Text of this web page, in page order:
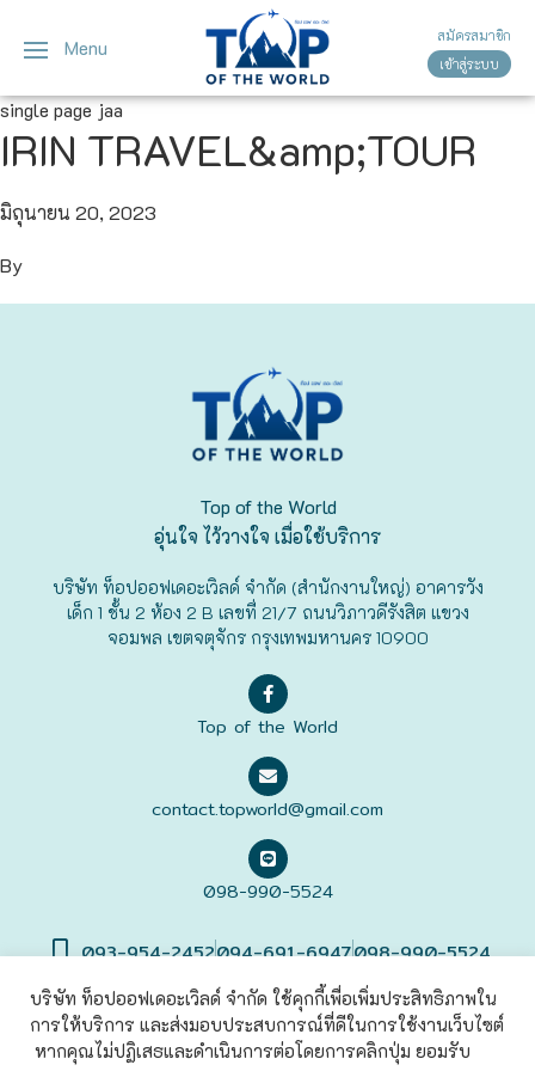
Menu
สมัครสมาชิก
เข้าสู่ระบบ
single page jaa
IRIN TRAVEL&amp;TOUR
มิถุนายน 20, 2023
By
Top of the World
อุ่นใจ ไว้วางใจ เมื่อใช้บริการ
บริษัท ท็อปออฟเดอะเวิลด์ จำกัด (สำนักงานใหญ่) อาคารวัง
เด็ก 1 ชั้น 2 ห้อง 2 B เลขที่ 21/7 ถนนวิภาวดีรังสิต แขวง
จอมพล เขตจตุจักร กรุงเทพมหานคร 10900
Top of the World
contact.topworld@gmail.com
098-990-5524
093-954-2452094-691-6947098-990-5524
©2022 Top of The World Co., Ltd. All rights Reserved. | เข้าสู่
บริษัท ท็อปออฟเดอะเวิลด์ จำกัด ใช้คุกกี้เพื่อเพิ่มประสิทธิภาพใน
การให้บริการ และส่งมอบประสบการณ์ที่ดีในการใช้งานเว็บไซต์
หากคุณไม่ปฏิเสธและดำเนินการต่อโดยการคลิกปุ่ม ยอมรับ
ญี่ปุ่นทัวร์ญี่ปุ่น
โตเกียว
โอซาก้า
ฟุกุโอะกะ
ฟูระโนะ
เวียดนาม
ทัวร์เวียดนาม